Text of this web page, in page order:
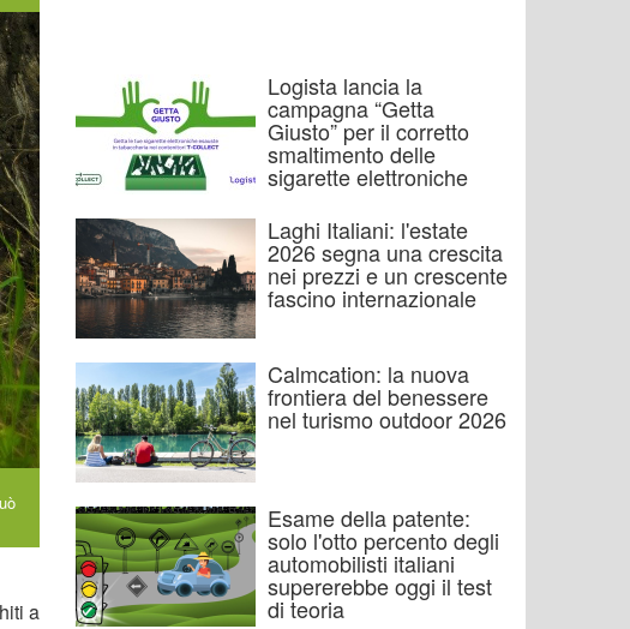
a
Logista lancia la
campagna “Getta
Giusto” per il corretto
smaltimento delle
sigarette elettroniche
Laghi Italiani: l'estate
2026 segna una crescita
nei prezzi e un crescente
fascino internazionale
Calmcation: la nuova
frontiera del benessere
nel turismo outdoor 2026
Esame della patente:
solo l'otto percento degli
automobilisti italiani
supererebbe oggi il test
di teoria